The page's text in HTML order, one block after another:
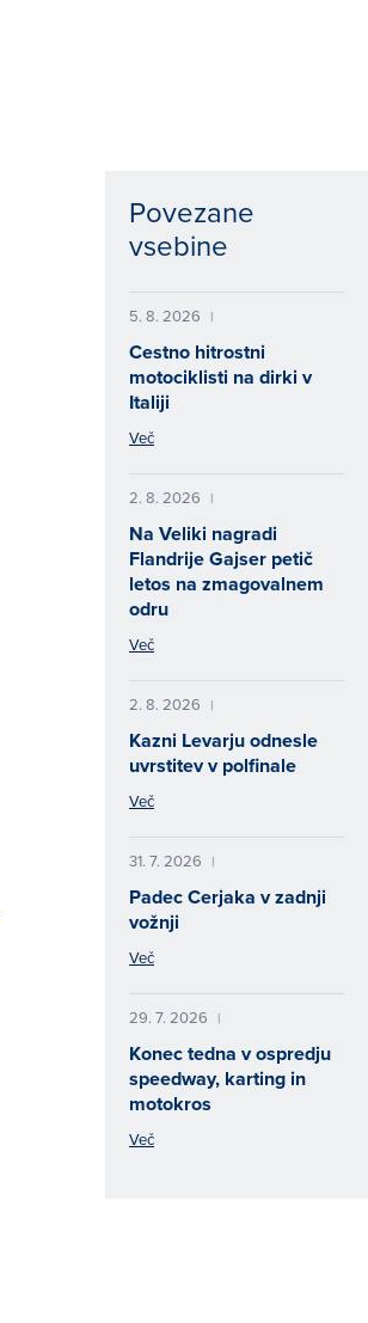
Povezane
vsebine
5. 8. 2026 |
Cestno hitrostni
motociklisti na dirki v
Italiji
Več
2. 8. 2026 |
Na Veliki nagradi
Flandrije Gajser petič
letos na zmagovalnem
odru
Več
2. 8. 2026 |
Kazni Levarju odnesle
uvrstitev v polfinale
Več
31. 7. 2026 |
Padec Cerjaka v zadnji
vožnji
Več
29. 7. 2026 |
Konec tedna v ospredju
speedway, karting in
motokros
Več